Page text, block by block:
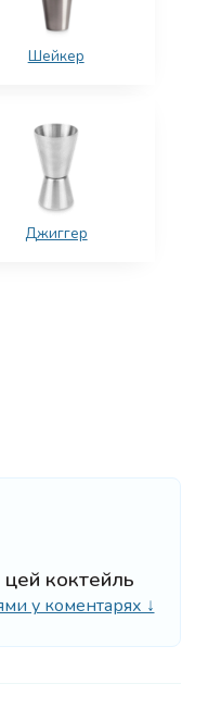
Шейкер
Джиггер
коктейль
у коментарях ↓